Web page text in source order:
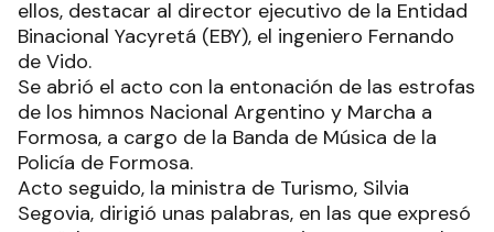
ellos, destacar al director ejecutivo de la Entidad
Binacional Yacyretá (EBY), el ingeniero Fernando
de Vido.
Se abrió el acto con la entonación de las estrofas
de los himnos Nacional Argentino y Marcha a
Formosa, a cargo de la Banda de Música de la
Policía de Formosa.
Acto seguido, la ministra de Turismo, Silvia
Segovia, dirigió unas palabras, en las que expresó